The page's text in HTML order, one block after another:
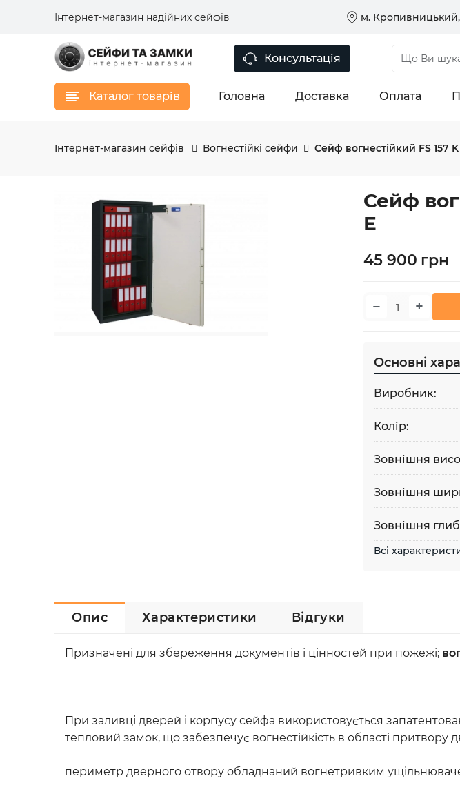
Інтернет-магазин надійних сейфів м. Кропивницький,
Консультація
Каталог товарів Головна Доставка Оплата
Інтернет-магазин сейфів Вогнестійкі сейфи Сейф вогнестійкий FS 157 K
Сейф
E
45 900 грн
− +
Основні
Виробник:
Колір:
Зовнішня
Зовнішня
Зовнішня
Всі
Опис Характеристики Відгуки
Призначені для збереження документів і цінностей при пожежі;
При заливці дверей і корпусу сейфа використовується
тепловий замок, що забезпечує вогнестійкість в області
периметр дверного отвору обладнаний вогнетривким